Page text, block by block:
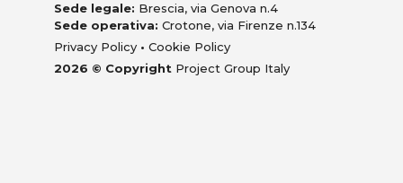
Sede legale: Brescia, via Genova n.4
Sede operativa: Crotone, via Firenze n.134
Privacy Policy • Cookie Policy
2026 © Copyright Project Group Italy